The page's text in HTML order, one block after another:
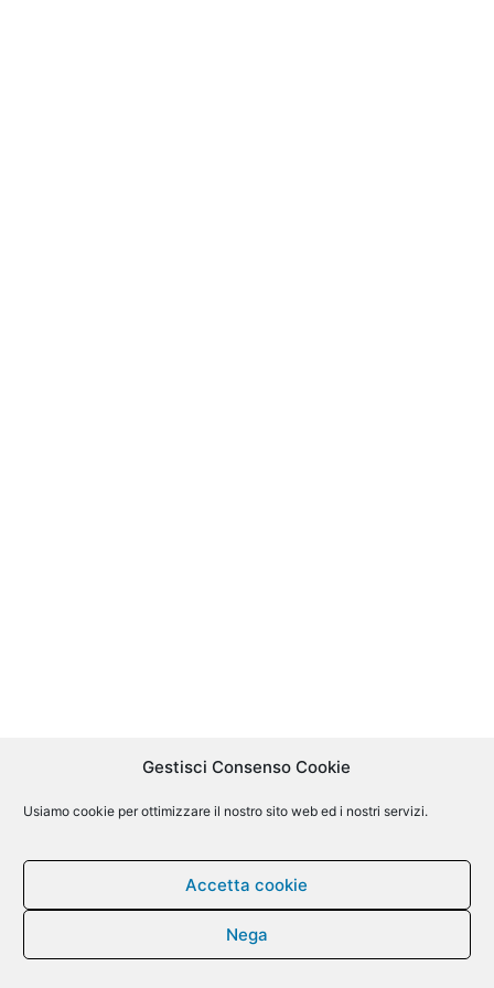
Gestisci Consenso Cookie
Usiamo cookie per ottimizzare il nostro sito web ed i nostri servizi.
Accetta cookie
Nega